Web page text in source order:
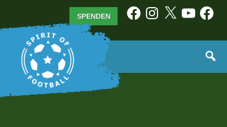
springen
FacebookInstagram
X YouTube
SPENDEN